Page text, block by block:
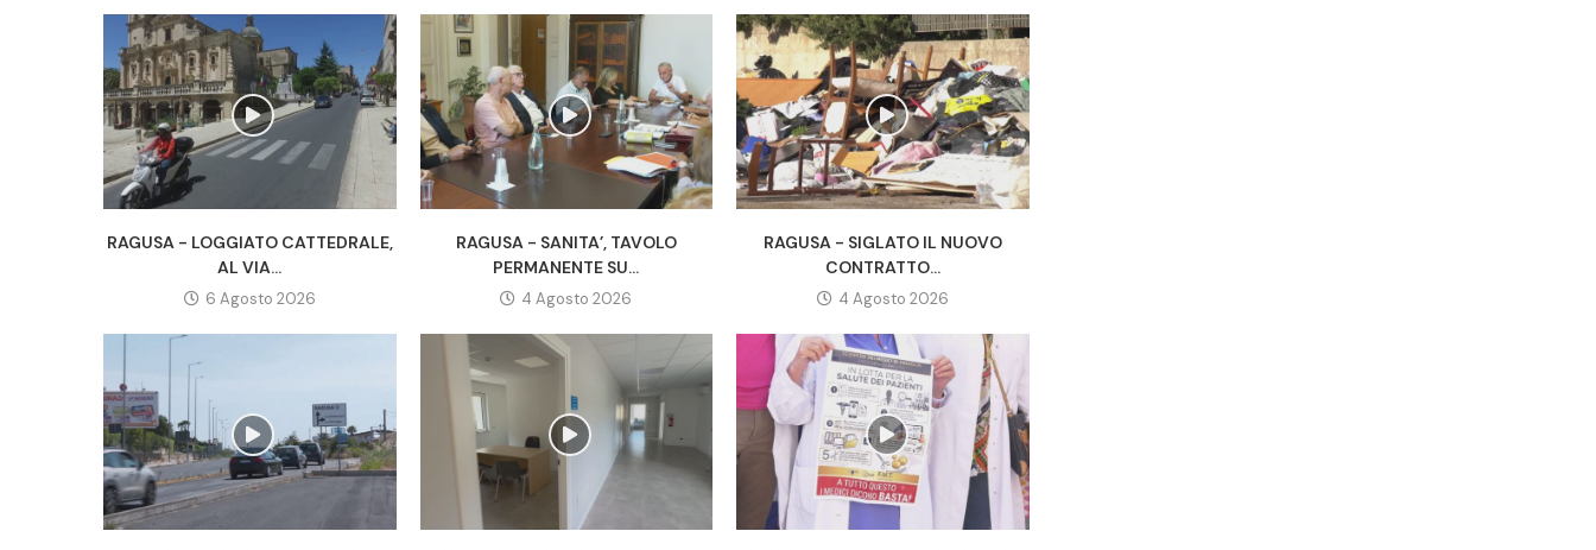
RAGUSA - LOGGIATO CATTEDRALE,
AL VIA...
6 Agosto 2026
RAGUSA - SANITA’, TAVOLO
PERMANENTE SU...
4 Agosto 2026
RAGUSA - SIGLATO IL NUOVO
CONTRATTO...
4 Agosto 2026